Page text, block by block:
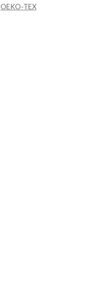
OEKO-TEX